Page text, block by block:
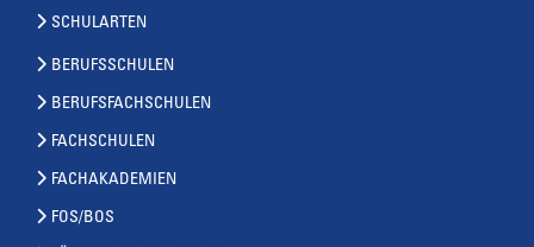
SCHULARTEN
BERUFSSCHULEN
BERUFSFACHSCHULEN
FACHSCHULEN
FACHAKADEMIEN
FOS/BOS